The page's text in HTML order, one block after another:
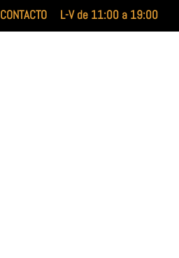
CONTACTO L-V de 11:00 a 19:00